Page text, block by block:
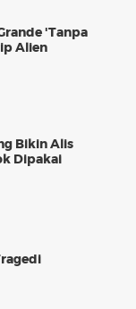
'Tanpa
Alien
Bikin Alis
Dipakai